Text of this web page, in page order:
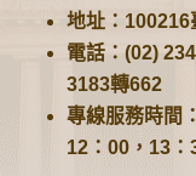
地址：100216
電話：(02)
3183轉662
專線服務時間
12：00，13：